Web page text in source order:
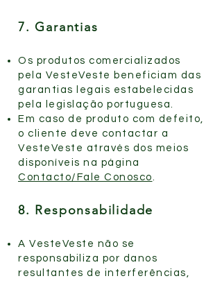
7. Garantias
Os produtos comercializados
pela VesteVeste beneficiam das
garantias legais estabelecidas
pela legislação portuguesa.
Em caso de produto com defeito,
o cliente deve contactar a
VesteVeste através dos meios
disponíveis na página
Contacto/Fale Conosco.
8. Responsabilidade
A VesteVeste não se
responsabiliza por danos
resultantes de interferências,